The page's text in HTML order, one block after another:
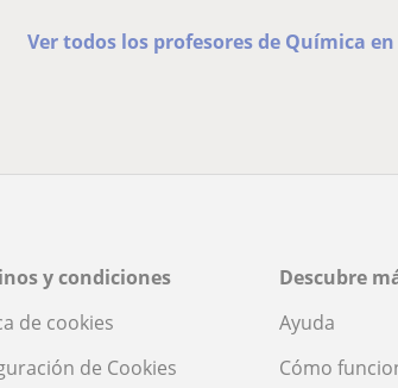
Ver todos los profesores de Química
y condiciones
de cookies
de Cookies
Descubre
Ayuda
Cómo